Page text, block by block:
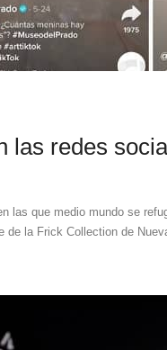
las redes
las que medio mundo se
de la Frick Collection de